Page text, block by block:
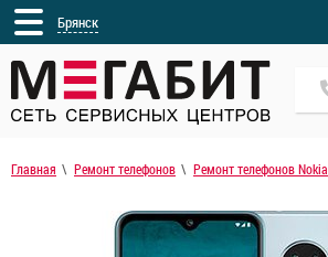
Брянск
Главная Ремонт телефонов Ремонт телефонов Nokia